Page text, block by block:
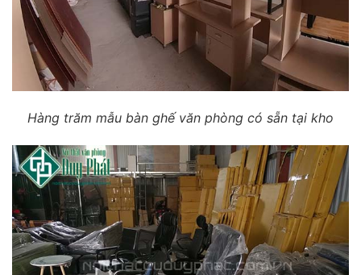
Hàng trăm mẫu bàn ghế văn phòng có sẵn tại kho